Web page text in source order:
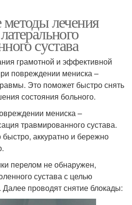
лечения
сустава
грамотной и эффективной
повреждении мениска –
Это поможет быстро снять
состояния больного.
мениска –
травмированного сустава.
аккуратно и бережно
перелом не обнаружен,
сустава с целью
проводят снятие блокады: